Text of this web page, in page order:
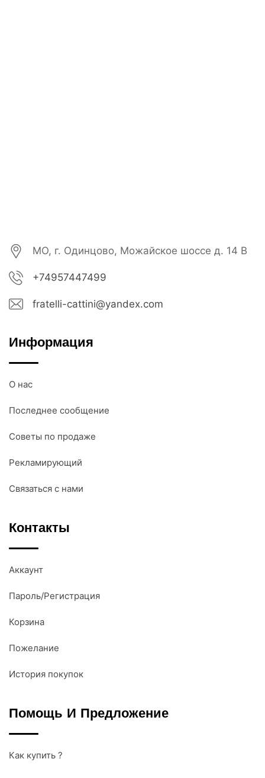
МО, г. Одинцово, Можайское шоссе д. 14 В
+74957447499
fratelli-cattini@yandex.com
Информация
О нас
Последнее сообщение
Советы по продаже
Рекламирующий
Связаться с нами
Контакты
Аккаунт
Пароль/Регистрация
Корзина
Пожелание
История покупок
Помощь И Предложение
Как купить ?